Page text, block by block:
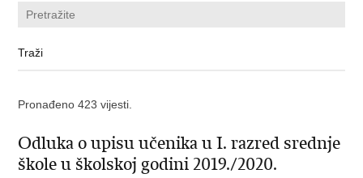
Pronađeno 423 vijesti.
Odluka o upisu učenika u I. razred srednje
škole u školskoj godini 2019./2020.